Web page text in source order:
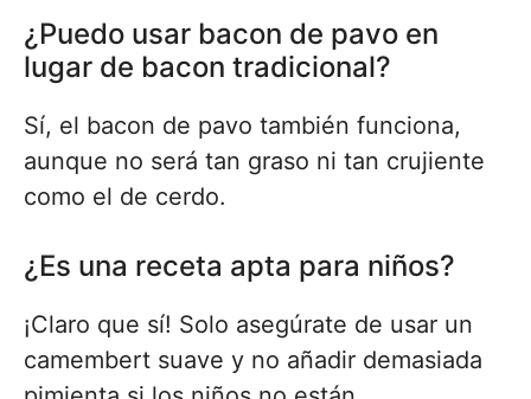
¿Puedo usar bacon de pavo en
lugar de bacon tradicional?
Sí, el bacon de pavo también funciona,
aunque no será tan graso ni tan crujiente
como el de cerdo.
¿Es una receta apta para niños?
¡Claro que sí! Solo asegúrate de usar un
camembert suave y no añadir demasiada